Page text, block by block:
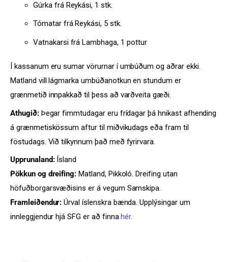
Gúrka frá Reykási, 1 stk.
Tómatar frá Reykási, 5 stk.
Vatnakarsi frá Lambhaga, 1 pottur
Í kassanum eru sumar vörurnar í umbúðum og aðrar ekki.
Matland vill lágmarka umbúðanotkun en stundum er
grænmetið innpakkað til þess að varðveita gæði.
Athugið:Þegar fimmtudagar eru frídagar þá hnikast afhending
á grænmetiskössum aftur til miðvikudags eða fram til
föstudags. Við tilkynnum það með fyrirvara.
Upprunaland:Ísland
Pökkun og dreifing: Matland, Pikkoló. Dreifing utan
höfuðborgarsvæðisins er á vegum Samskipa.
Framleiðendur: Úrval íslenskra bænda. Upplýsingar um
innleggjendur hjá SFG er að finnahér.